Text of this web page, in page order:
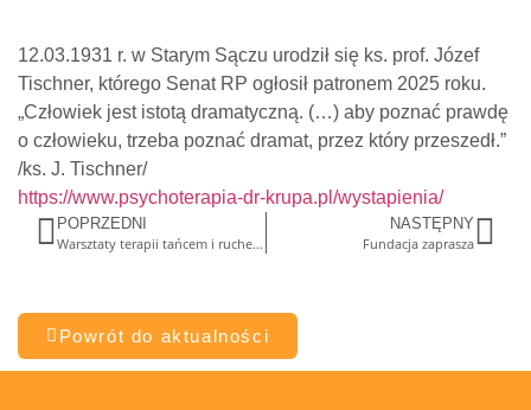
12.03.1931 r. w Starym Sączu urodził się ks. prof. Józef
Tischner, którego Senat RP ogłosił patronem 2025 roku.
„Człowiek jest istotą dramatyczną. (…) aby poznać prawdę
o człowieku, trzeba poznać dramat, przez który przeszedł.”
/ks. J. Tischner/
https://www.psychoterapia-dr-krupa.pl/wystapienia/
POPRZEDNI
Warsztaty terapii tańcem i ruchem – strach oswojony
NASTĘPNY
Fundacja zaprasza
Powrót do aktualności